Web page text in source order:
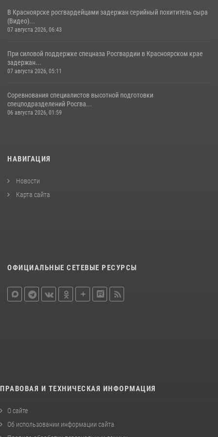
В Красноярске росгвардейцами задержан серийный похититель сыра
(Видео)...
07 августа 2026, 06:43
При силовой поддержке спецназа Росгвардии в Красноярском крае
задержан...
07 августа 2026, 05:11
Соревнования специалистов высотной подготовки
спецподразделений Росгва...
06 августа 2026, 01:59
НАВИГАЦИЯ
Новости
Карта сайта
ОФИЦИАЛЬНЫЕ СЕТЕВЫЕ РЕСУРСЫ
ПРАВОВАЯ И ТЕХНИЧЕСКАЯ ИНФОРМАЦИЯ
О сайте
Об использовании информации сайта